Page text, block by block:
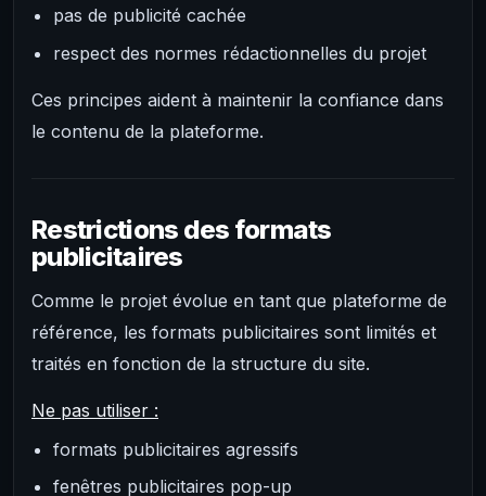
pas de publicité cachée
respect des normes rédactionnelles du projet
Ces principes aident à maintenir la confiance dans
le contenu de la plateforme.
Restrictions des formats
publicitaires
Comme le projet évolue en tant que plateforme de
référence, les formats publicitaires sont limités et
traités en fonction de la structure du site.
Ne pas utiliser :
formats publicitaires agressifs
fenêtres publicitaires pop-up